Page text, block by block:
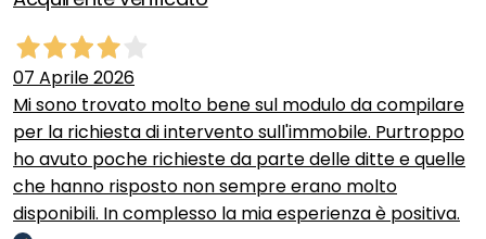
07 Aprile 2026
Mi sono trovato molto bene sul modulo da compilare
per la richiesta di intervento sull'immobile. Purtroppo
ho avuto poche richieste da parte delle ditte e quelle
che hanno risposto non sempre erano molto
disponibili. In complesso la mia esperienza è positiva.